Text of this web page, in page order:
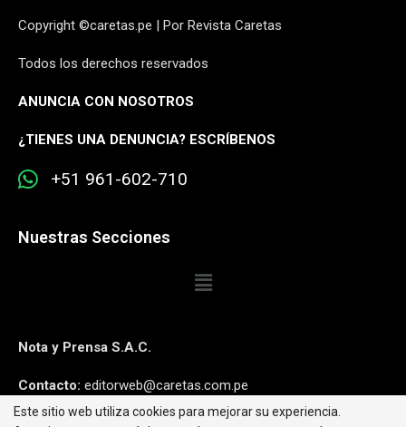
Copyright ©caretas.pe | Por Revista Caretas
Todos los derechos reservados
ANUNCIA CON NOSOTROS
¿TIENES UNA DENUNCIA? ESCRÍBENOS
+51 961-602-710
Nuestras Secciones
Nota y Prensa S.A.C.
Contacto: editorweb@caretas.com.pe
Este sitio web utiliza cookies para mejorar su experiencia.